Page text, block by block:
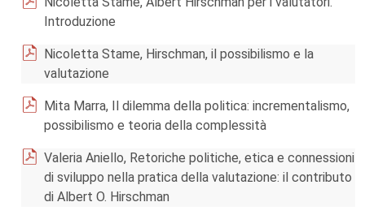
Introduzione
Nicoletta Stame, Hirschman, il possibilismo e la
valutazione
Mita Marra, Il dilemma della politica: incrementalismo,
possibilismo e teoria della complessità
Valeria Aniello, Retoriche politiche, etica e connessioni
di sviluppo nella pratica della valutazione: il contributo
di Albert O. Hirschman